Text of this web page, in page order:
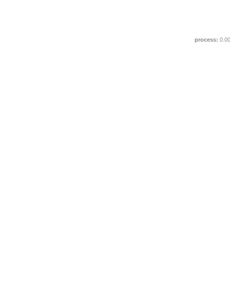
process: